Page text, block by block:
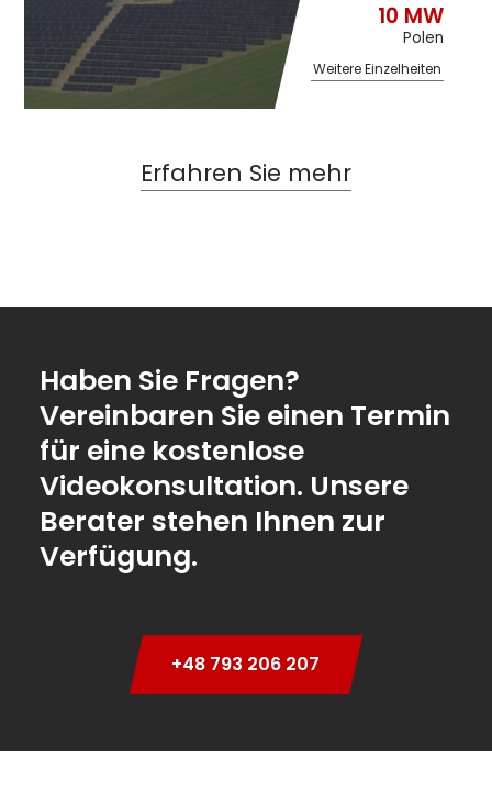
10 MW
Polen
Weitere Einzelheiten
Erfahren Sie mehr
Haben Sie Fragen?
Vereinbaren Sie einen Termin
für eine kostenlose
Videokonsultation. Unsere
Berater stehen Ihnen zur
Verfügung.
+48 793 206 207